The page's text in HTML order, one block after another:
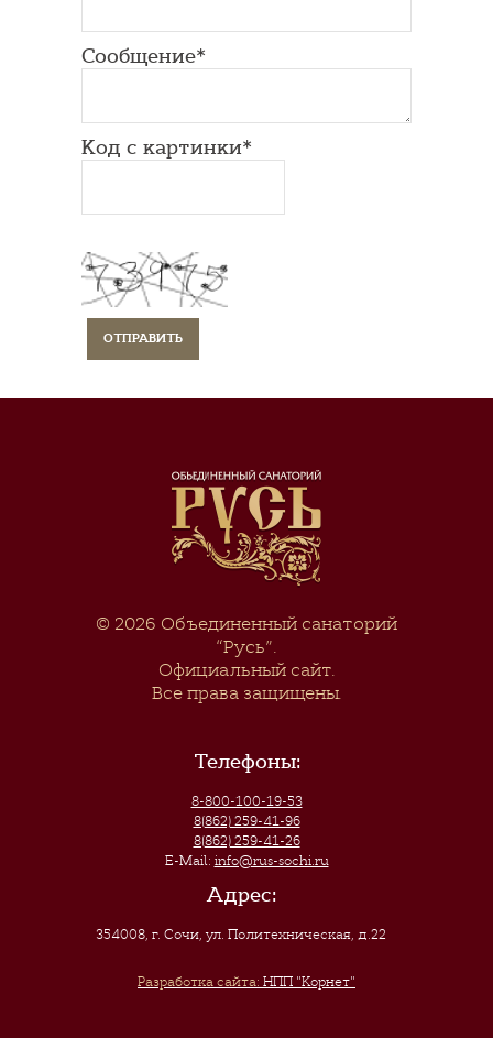
Сообщение*
Код с картинки*
© 2026 Объединенный санаторий
“Русь”.
Официальный сайт.
Все права защищены.
Телефоны:
8-800-100-19-53
8(862) 259-41-96
8(862) 259-41-26
E-Mail: info@rus-sochi.ru
Адрес:
354008, г. Сочи,ул. Политехническая, д.22
Разработка сайта: НПП "Корнет"